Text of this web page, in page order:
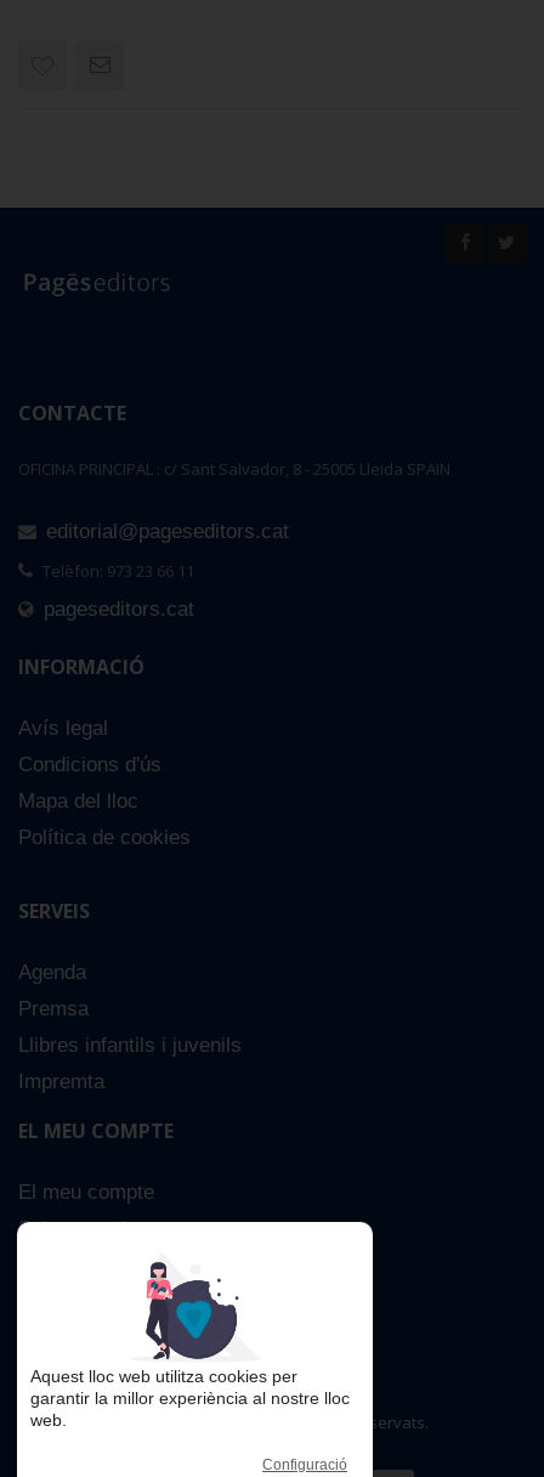
CONTACTE
OFICINA PRINCIPAL : c/ Sant Salvador, 8 - 25005 Lleida SPAIN
editorial@pageseditors.cat
Telèfon: 973 23 66 11
pageseditors.cat
INFORMACIÓ
Avís legal
Condicions d'ús
Mapa del lloc
Política de cookies
SERVEIS
Agenda
Premsa
Llibres infantils i juvenils
Impremta
EL MEU COMPTE
El meu compte
Sobre nosaltres
Cerca Avançada
Copyright © 2016. Tots els drets reservats.
Aquest lloc web utilitza cookies per
garantir la millor experiència al nostre lloc
web.
Configuració